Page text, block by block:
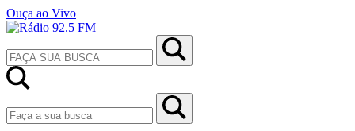
Ouça ao Vivo